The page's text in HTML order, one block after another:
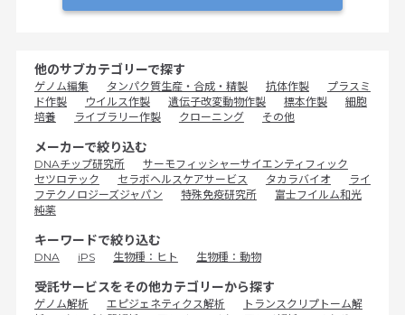
他のサブカテゴリーで探す
ゲノム編集 タンパク質生産・合成・精製 抗体作製
プラスミ
ド作製
ウイルス作製 遺伝子改変動物作製 標本作製
細胞
培養
ライブラリー作製 クローニング その他
メーカーで絞り込む
DNAチップ研究所
サーモフィッシャーサイエンティフィック
セツロテック
セラボヘルスケアサービス タカラバイオ
ライ
フテクノロジーズジャパン
特殊免疫研究所
富士フイルム和光
純薬
キーワードで絞り込む
DNA iPS 生物種：ヒト 生物種：動物
受託サービスをその他カテゴリーから探す
ゲノム解析 エピジェネティクス解析
トランスクリプトーム解